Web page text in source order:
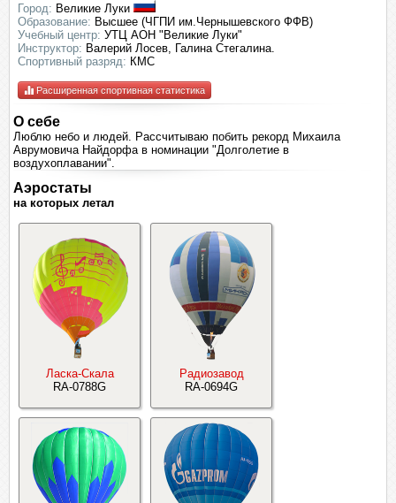
Город: Великие Луки
Образование: Высшее (ЧГПИ им.Чернышевского ФФВ)
Учебный центр: УТЦ АОН "Великие Луки"
Инструктор: Валерий Лосев, Галина Стегалина.
Спортивный разряд: КМС
Расширенная спортивная статистика
О себе
Люблю небо и людей. Рассчитываю побить рекорд Михаила
Аврумовича Найдорфа в номинации "Долголетие в
воздухоплавании".
Аэростаты
на которых летал
Ласка-Скала
RA-0788G
Радиозавод
RA-0694G